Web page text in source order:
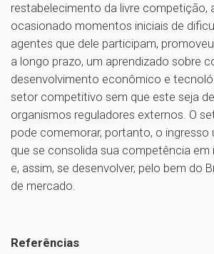
restabelecimento da livre competição,
ocasionado momentos iniciais de
agentes que dele participam,
a longo prazo, um aprendizado sobre
desenvolvimento econômico e
setor competitivo sem que este seja
organismos reguladores externos. O
pode comemorar, portanto, o ingresso
que se consolida sua competência em
e, assim, se desenvolver, pelo bem do
de mercado.
Referências